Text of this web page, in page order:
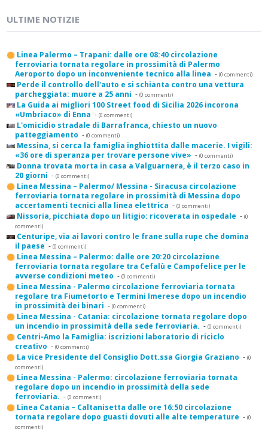
ULTIME NOTIZIE
Linea Palermo – Trapani: dalle ore 08:40 circolazione
ferroviaria tornata regolare in prossimità di Palermo
Aeroporto dopo un inconveniente tecnico alla linea - (0 commenti)
Perde il controllo dell'auto e si schianta contro una vettura
parcheggiata: muore a 25 anni - (0 commenti)
La Guida ai migliori 100 Street food di Sicilia 2026 incorona
«Umbriaco» di Enna - (0 commenti)
L'omicidio stradale di Barrafranca, chiesto un nuovo
patteggiamento - (0 commenti)
Messina, si cerca la famiglia inghiottita dalle macerie. I vigili:
«36 ore di speranza per trovare persone vive» - (0 commenti)
Donna trovata morta in casa a Valguarnera, è il terzo caso in
20 giorni - (0 commenti)
Linea Messina – Palermo/ Messina - Siracusa circolazione
ferroviaria tornata regolare in prossimità di Messina dopo
accertamenti tecnici alla linea elettrica - (0 commenti)
Nissoria, picchiata dopo un litigio: ricoverata in ospedale - (0
commenti)
Centuripe, via ai lavori contro le frane sulla rupe che domina
il paese - (0 commenti)
Linea Messina – Palermo: dalle ore 20:20 circolazione
ferroviaria tornata regolare tra Cefalù e Campofelice per le
avverse condizioni meteo - (0 commenti)
Linea Messina - Palermo circolazione ferroviaria tornata
regolare tra Fiumetorto e Termini Imerese dopo un incendio
in prossimità dei binari - (0 commenti)
Linea Messina - Catania: circolazione tornata regolare dopo
un incendio in prossimità della sede ferroviaria. - (0 commenti)
Centri-Amo la Famiglia: iscrizioni laboratorio di riciclo
creativo - (0 commenti)
La vice Presidente del Consiglio Dott.ssa Giorgia Graziano - (0
commenti)
Linea Messina - Palermo: circolazione ferroviaria tornata
regolare dopo un incendio in prossimità della sede
ferroviaria. - (0 commenti)
Linea Catania – Caltanisetta dalle ore 16:50 circolazione
tornata regolare dopo guasti dovuti alle alte temperature - (0
commenti)